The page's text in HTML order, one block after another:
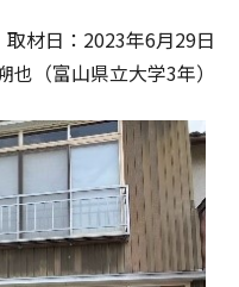
取材日：2023年6月29日
也（富山県立大学3年）